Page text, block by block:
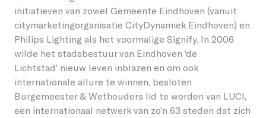
initiatieven van zowel Gemeente Eindhoven (vanuit
citymarketingorganisatie CityDynamiek Eindhoven) en
Philips Lighting als het voormalige Signify. In 2006
wilde het stadsbestuur van Eindhoven ‘de
Lichtstad’ nieuw leven inblazen en om ook
internationale allure te winnen, besloten
Burgemeester & Wethouders lid te worden van LUCI,
een internationaal netwerk van zo’n 63 steden dat zich